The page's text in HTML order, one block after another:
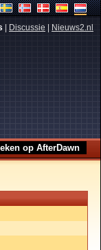
Discussie Nieuws2.nl